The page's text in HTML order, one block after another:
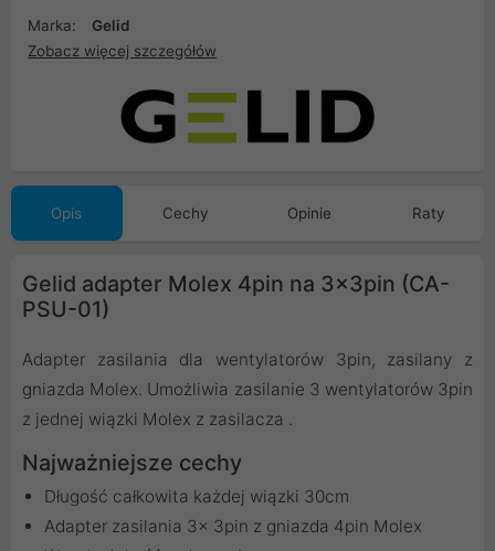
Marka:
Gelid
Zobacz więcej szczegółów
Opis Cechy Opinie Raty
Gelid adapter Molex 4pin na 3x3pin (CA-
PSU-01)
Adapter zasilania dla wentylatorów 3pin, zasilany z
gniazda Molex. Umożliwia zasilanie 3 wentylatorów 3pin
z jednej wiązki Molex z zasilacza .
Najważniejsze cechy
Długość całkowita każdej wiązki 30cm
Adapter zasilania 3x 3pin z gniazda 4pin Molex